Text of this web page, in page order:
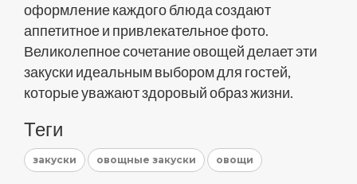
оформление каждого блюда создают
аппетитное и привлекательное фото.
Великолепное сочетание овощей делает эти
закуски идеальным выбором для гостей,
которые уважают здоровый образ жизни.
Теги
закуски овощные закуски овощи